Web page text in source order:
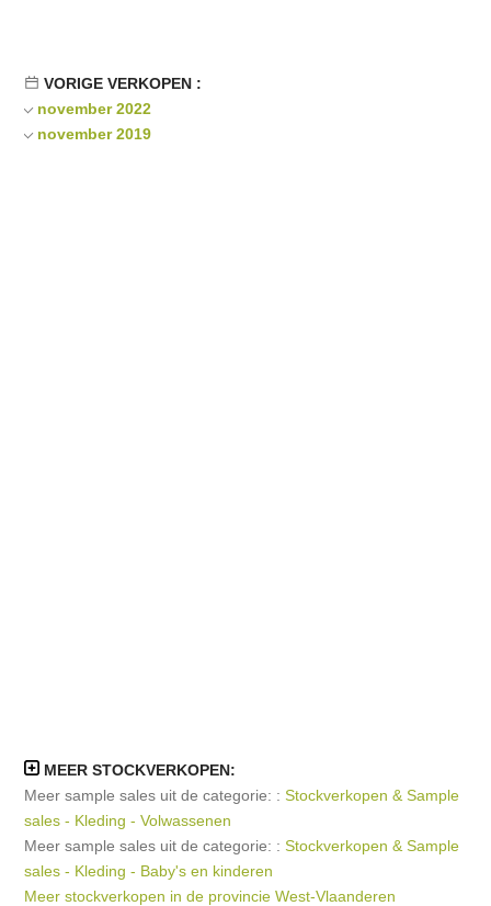
VORIGE VERKOPEN :
november 2022
november 2019
MEER STOCKVERKOPEN:
Meer sample sales uit de categorie: :Stockverkopen & Sample
sales - Kleding - Volwassenen
Meer sample sales uit de categorie: :Stockverkopen & Sample
sales - Kleding - Baby's en kinderen
Meer stockverkopen in de provincie West-Vlaanderen